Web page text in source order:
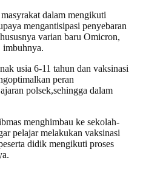
dalam mengikuti
mengantisipasi penyebaran
varian baru Omicron,
imbuhnya.
usia 6-11 tahun dan vaksinasi
peran
polsek,sehingga dalam
menghimbau ke sekolah-
pelajar melakukan vaksinasi
didik mengikuti proses